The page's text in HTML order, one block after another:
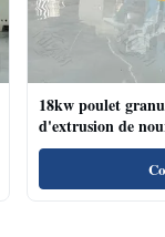
18kw poulet
d'extrusion de
compagnie haute
naturels de